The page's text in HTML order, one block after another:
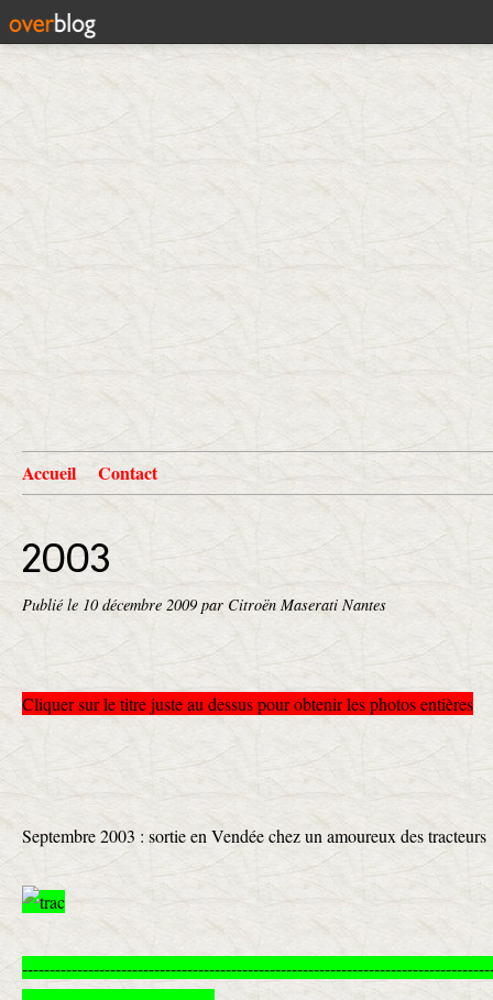
Accueil Contact
2003
Publié le 10 décembre 2009 par Citroën Maserati Nantes
Cliquer sur le titre juste au dessus pour obtenir les photos entières
Septembre 2003 : sortie en Vendée chez un amoureux des tracteurs